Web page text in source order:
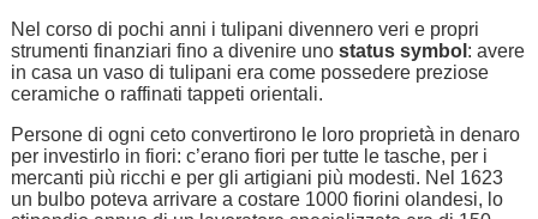
Nel corso di pochi anni i tulipani divennero veri e propri
strumenti finanziari fino a divenire uno status symbol : avere
in casa un vaso di tulipani era come possedere preziose
ceramiche o raffinati tappeti orientali.
Persone di ogni ceto convertirono le loro proprietà in denaro
per investirlo in fiori: c’erano fiori per tutte le tasche, per i
mercanti più ricchi e per gli artigiani più modesti. Nel 1623
un bulbo poteva arrivare a costare 1000 fiorini olandesi, lo